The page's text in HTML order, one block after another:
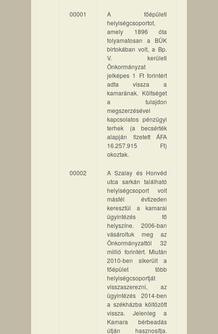
00001
A főépületi
helyiségcsoportot,
amely 1896 óta
folyamatosan a BÜK
birtokában volt, a Bp.
V. kerületi
Önkormányzat
jelképes 1 Ft forintért
adta vissza a
kamarának. Költséget
a tulajdon
megszerzésével
kapcsolatos pénzügyi
terhek (a becsérték
alapján fizetett ÁFA
16.257.915 Ft)
okoztak.
00002
A Szalay és Honvéd
utca sarkán található
helyiségcsoport volt
másfél évtizeden
keresztül a kamarai
ügyintézés fő
helyszíne. 2006-ban
vásároltuk meg az
Önkormányzattól 32
millió forintért. Miután
2010-ben sikerült a
főépület több
helyiségcsoportját
visszaszerezni, az
ügyintézés 2014-ben
a székházba költözött
vissza. Jelenleg a
Kamara bérbeadás
útján hasznosítja.